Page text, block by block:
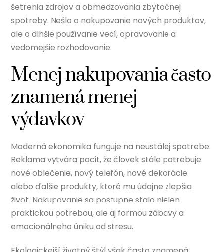
šetrenia zdrojov a obmedzovania zbytočnej
spotreby. Nešlo o nakupovanie nových produktov,
ale o dlhšie používanie vecí, opravovanie a
vedomejšie rozhodovanie.
Menej nakupovania často
znamená menej
výdavkov
Moderná ekonomika funguje na neustálej spotrebe.
Reklama vytvára pocit, že človek stále potrebuje
nové oblečenie, nový telefón, nové dekorácie
alebo ďalšie produkty, ktoré mu údajne zlepšia
život. Nakupovanie sa postupne stalo nielen
praktickou potrebou, ale aj formou zábavy a
emocionálneho úniku od stresu.